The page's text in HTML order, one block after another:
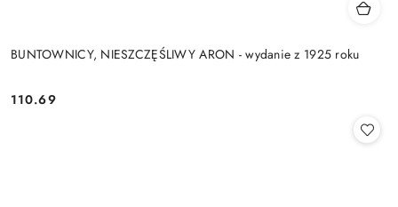
BUNTOWNICY, NIESZCZĘŚLIWY ARON - wydanie z 1925 roku
Cena:
110.69